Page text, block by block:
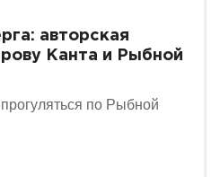
авторская
Канта и Рыбной
по Рыбной